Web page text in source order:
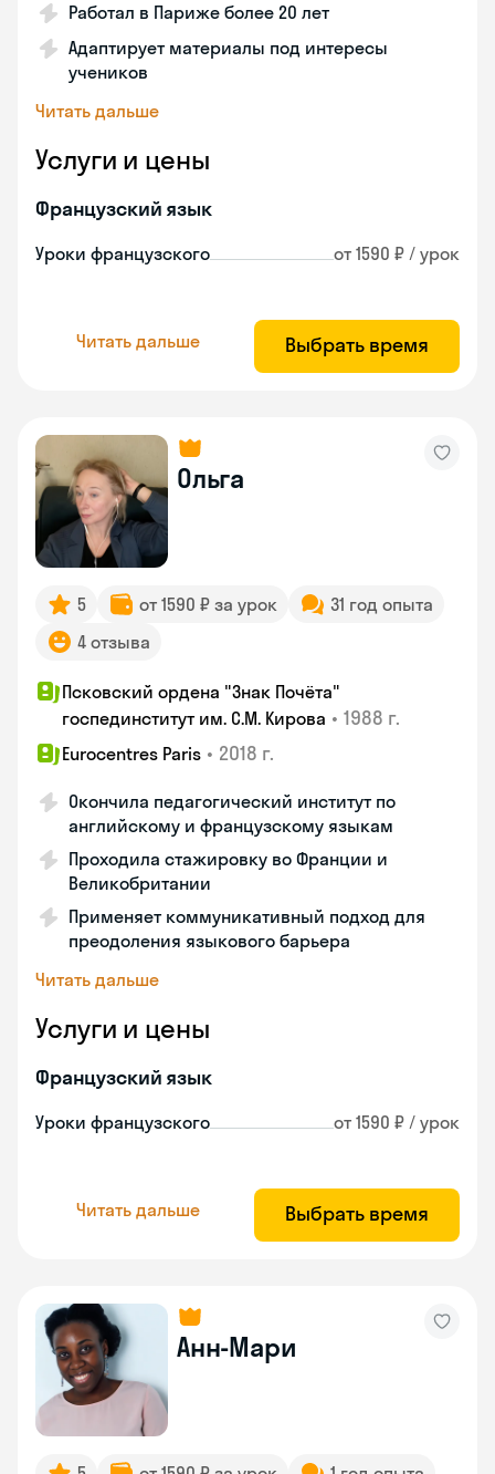
Работал в Париже более 20 лет
Адаптирует материалы под интересы
учеников
Читать дальше
Услуги и цены
Французский язык
Уроки французского от 1590 ₽ / урок
Читать дальше Выбрать время
Ольга
5 от 1590 ₽ за урок
31 год опыта
4 отзыва
Псковский ордена "Знак Почёта"
госпединститут им. С.М. Кирова • 1988 г.
Eurocentres Paris • 2018 г.
Окончила педагогический институт по
английскому и французскому языкам
Проходила стажировку во Франции и
Великобритании
Применяет коммуникативный подход для
преодоления языкового барьера
Читать дальше
Услуги и цены
Французский язык
Уроки французского от 1590 ₽ / урок
Читать дальше Выбрать время
Анн-Мари